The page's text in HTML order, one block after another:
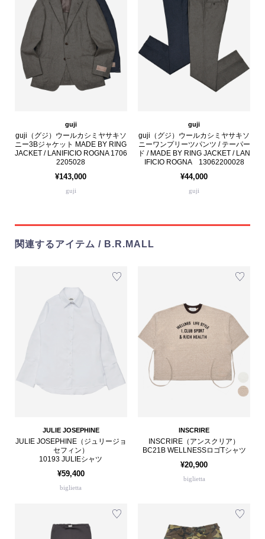
guji
guji（グジ）ウールカシミヤサキソ
ニー3Bジャケット MADE BY RING
JACKET / LANIFICIO ROGNA 1706
2205028
¥143,000
guji
guji
guji（グジ）ウールカシミヤサキソ
ニーワンプリーツパンツ / テーパー
ド / MADE BY RING JACKET / LAN
IFICIO ROGNA 13062200028
¥44,000
guji
関連するアイテム / B.R.MALL
JULIE JOSEPHINE
JULIE JOSEPHINE（ジュリージョ
セフィン）
10193 JULIEシャツ
¥59,400
biglietta
INSCRIRE
INSCRIRE（アンスクリア）
BC21B WELLNESSロゴTシャツ
¥20,900
biglietta